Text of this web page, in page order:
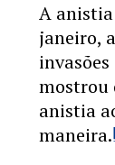
A
janeiro,
mostrou
anistia
maneira.